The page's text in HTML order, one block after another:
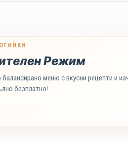
Режим
меню с вкусни рецепти и
безплатно!